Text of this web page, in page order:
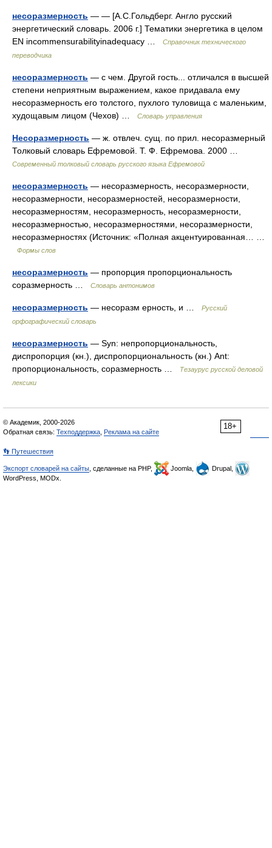
несоразмерность — — [А.С.Гольдберг. Англо русский
энергетический словарь. 2006 г.] Тематики энергетика в целом
EN incommensurabilityinadequacy …
Справочник технического
переводчика
несоразмерность — с чем. Другой гость... отличался в высшей
степени неприятным выражением, какое придавала ему
несоразмерность его толстого, пухлого туловища с маленьким,
худощавым лицом (Чехов) …
Словарь управления
Несоразмерность — ж. отвлеч. сущ. по прил. несоразмерный
Толковый словарь Ефремовой. Т. Ф. Ефремова. 2000 …
Современный толковый словарь русского языка Ефремовой
несоразмерность — несоразмерность, несоразмерности,
несоразмерности, несоразмерностей, несоразмерности,
несоразмерностям, несоразмерность, несоразмерности,
несоразмерностью, несоразмерностями, несоразмерности,
несоразмерностях (Источник: «Полная акцентуированная… …
Формы слов
несоразмерность — пропорция пропорциональность
соразмерность …
Словарь антонимов
несоразмерность — несоразм ерность, и …
Русский
орфографический словарь
несоразмерность — Syn: непропорциональность,
диспропорция (кн.), диспропорциональность (кн.) Ant:
пропорциональность, соразмерность …
Тезаурус русской деловой
лексики
18+
© Академик, 2000-2026
Обратная связь: Техподдержка Реклама на сайте
👣 Путешествия
Экспорт словарей на сайты , сделанные на PHP, Joomla,
Drupal,
WordPress, MODx.